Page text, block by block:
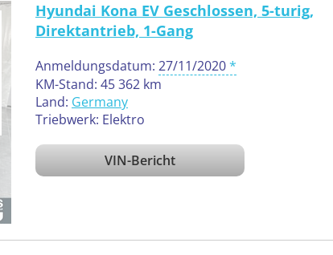
Hyundai Kona EV Geschlossen, 5-turig,
Direktantrieb, 1-Gang
Anmeldungsdatum: 27/11/2020
KM-Stand: 45 362 km
Land: Germany
Triebwerk: Elektro
VIN-Bericht